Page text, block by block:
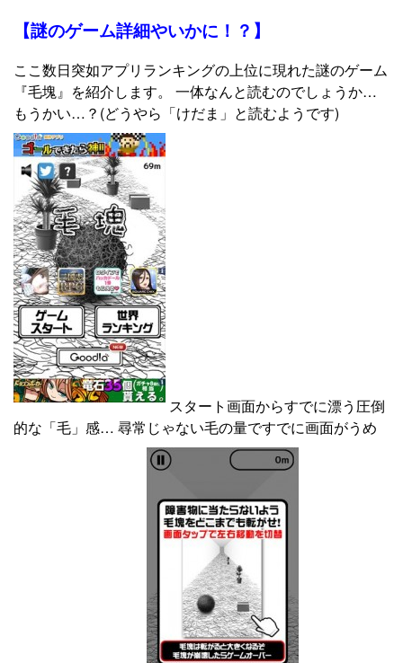
【謎のゲーム詳細やいかに！？】
ここ数日突如アプリランキングの上位に現れた謎のゲーム
『毛塊』を紹介します。 一体なんと読むのでしょうか…
もうかい…？(どうやら「けだま」と読むようです)
スタート画面からすでに漂う圧倒
的な「毛」感… 尋常じゃない毛の量ですでに画面がうめ